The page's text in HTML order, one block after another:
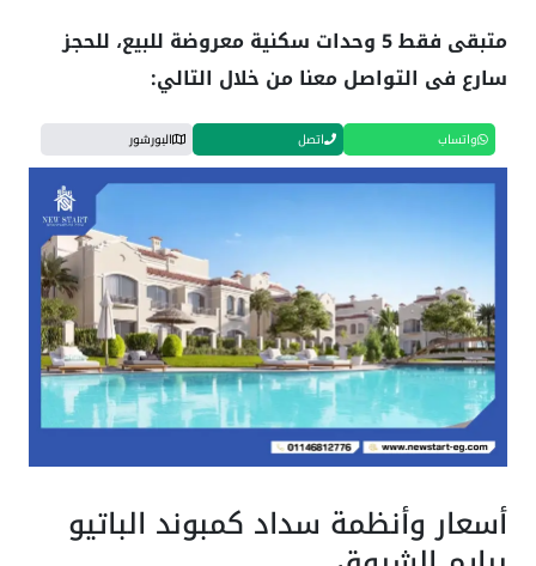
متبقى فقط 5 وحدات سكنية معروضة للبيع، للحجز
سارع فى التواصل معنا من خلال التالي:
واتساب اتصل البورشور
أسعار وأنظمة سداد كمبوند الباتيو